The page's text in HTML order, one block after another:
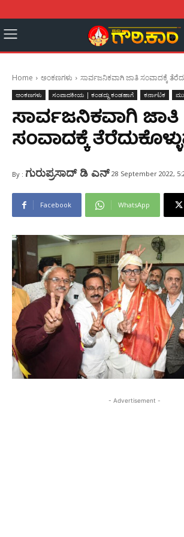
Home ಅಂಕಣಗಳು ಸಾರ್ವಜನಿಕವಾಗಿ ಜಾತಿ ಸಂವಾದಕ್ಕೆ
ಅಂಕಣಗಳು ಸಂಪಾದಕೀಯ | ಕಂಡದ್ದು ಕಂಡಹಾಗೆ ಕರ್ನಾಟಕ
ಸಾರ್ವಜನಿಕವಾಗಿ ಜಾತಿ
ಸಂವಾದಕ್ಕೆ
By : ಗುರುಪ್ರಸಾದ್ ಡಿ ಎನ್ 28 September 2022,
Facebook WhatsApp
- Advertisement -